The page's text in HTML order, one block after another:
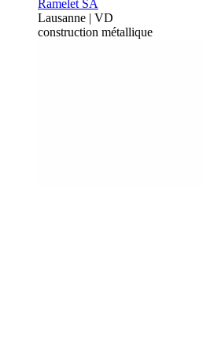
Ramelet SA
Lausanne | VD
construction métallique